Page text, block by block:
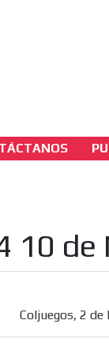
10 de
Coljuegos, 2